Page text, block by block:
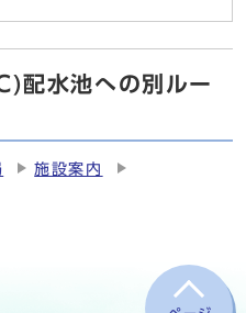
配水池への別ルー
施設案内